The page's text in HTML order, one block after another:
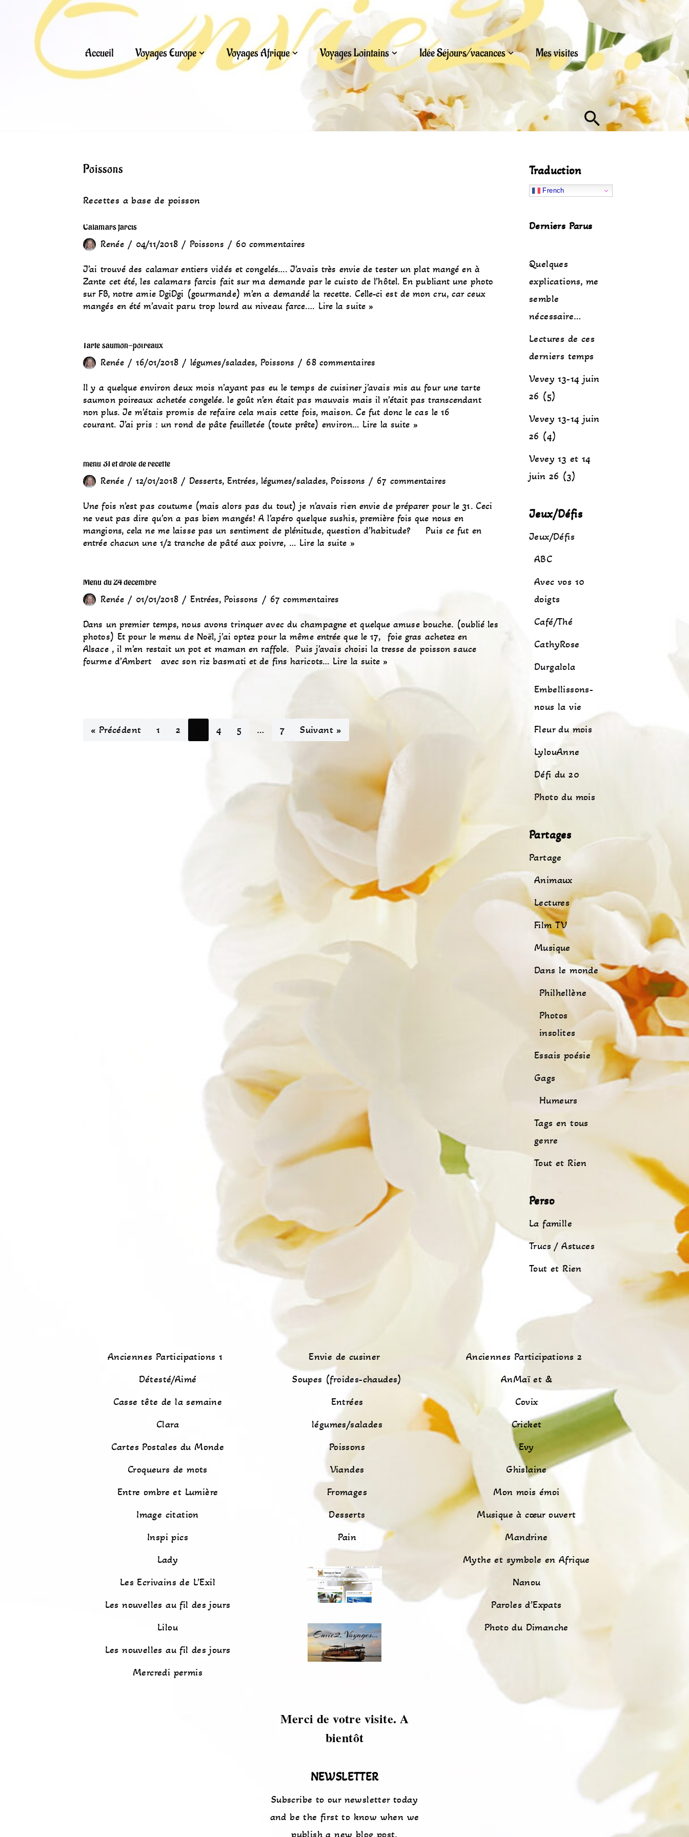
contenu
Accueil Voyages Europe Voyages Afrique Voyages Lointains Idée Séjours/vacances Mes visites
Poissons
Recettes a base de poisson
Calamars farcis
Renée 04/11/2018 Poissons 60 commentaires
J’ai trouvé des calamar entiers vidés et congelés…. J’avais très envie de tester un plat mangé en à
Zante cet été, les calamars farcis fait sur ma demande par le cuisto de l’hôtel. En publiant une photo
sur FB, notre amie DgiDgi (gourmande) m’en a demandé la recette. Celle-ci est de mon cru, car ceux
mangés en été m’avait paru trop lourd au niveau farce.… Lire la suite »
Tarte saumon-poireaux
Renée 16/01/2018 légumes/salades, Poissons 68 commentaires
Il y a quelque environ deux mois n’ayant pas eu le temps de cuisiner j’avais mis au four une tarte
saumon poireaux achetée congelée. le goût n’en était pas mauvais mais il n’était pas transcendant
non plus. Je m’étais promis de refaire cela mais cette fois, maison. Ce fut donc le cas le 16
courant. J’ai pris : un rond de pâte feuilletée (toute prête) environ… Lire la suite »
menu 31 et drôle de recette
Renée 12/01/2018 Desserts, Entrées, légumes/salades,Poissons 67 commentaires
Une fois n’est pas coutume (mais alors pas du tout) je n’avais rien envie de préparer pour le 31. Ceci
ne veut pas dire qu’on a pas bien mangés! A l’apéro quelque sushis, première fois que nous en
mangions, cela ne me laisse pas un sentiment de plénitude, question d’habitude? Puis ce fut en
entrée chacun une 1/2 tranche de pâté aux poivre, … Lire la suite »
Menu du 24 décembre
Renée 01/01/2018 Entrées, Poissons 67 commentaires
Dans un premier temps, nous avons trinquer avec du champagne et quelque amuse bouche. (oublié les
photos) Et pour le menu de Noël, j’ai optez pour la même entrée que le 17, foie gras achetez en
Alsace , il m’en restait un pot et maman en raffole. Puis j’avais choisi la tresse de poisson sauce
fourme d’Ambert avec son riz basmati et de fins haricots… Lire la suite »
« Précédent 1 2 4 5 … 7 Suivant »
Traduction
French
Derniers Parus
Quelques
explications, me
semble
nécessaire…
Lectures de ces
derniers temps
Vevey 13-14 juin
26 (5)
Vevey 13-14 juin
26 (4)
Vevey 13 et 14
juin 26 (3)
Jeux/Défis
Jeux/Défis
ABC
Avec vos 10
doigts
Café/Thé
CathyRose
Durgalola
Embellissons-
nous la vie
Fleur du mois
LylouAnne
Défi du 20
Photo du mois
Partages
Partage
Animaux
Lectures
Film TV
Musique
Dans le monde
Philhellène
Photos
insolites
Essais poésie
Gags
Humeurs
Tags en tous
genre
Tout et Rien
Perso
La famille
Trucs / Astuces
Tout et Rien
Anciennes Participations 1
Détesté/Aimé
Casse tête de la semaine
Clara
Cartes Postales du Monde
Croqueurs de mots
Entre ombre et Lumière
Image citation
Inspi pics
Lady
Les Ecrivains de L’Exil
Les nouvelles au fil des jours
Lilou
Les nouvelles au fil des jours
Mercredi permis
Envie de cusiner
Soupes (froides-chaudes)
Entrées
légumes/salades
Poissons
Viandes
Fromages
Desserts
Pain
Anciennes Participations 2
AnMaï et &
Covix
Cricket
Evy
Ghislaine
Mon mois émoi
Musique à cœur ouvert
Mandrine
Mythe et symbole en Afrique
Nanou
Paroles d’Expats
Photo du Dimanche
Merci de votre visite. A
bientôt
NEWSLETTER
Subscribe to our newsletter today
and be the first to know when we
publish a new blog post.